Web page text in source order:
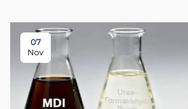
07
Nov